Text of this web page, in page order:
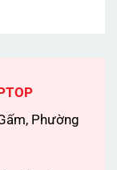
Phường